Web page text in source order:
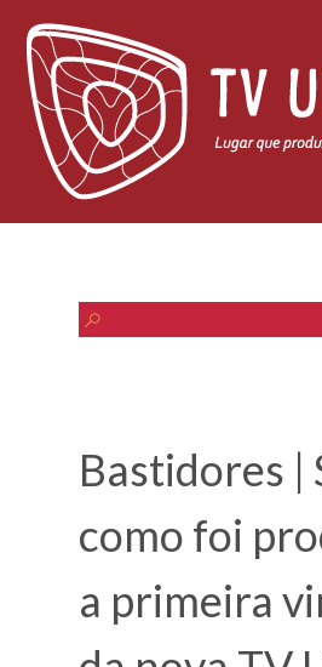
Bastidores |
como foi
a primeira